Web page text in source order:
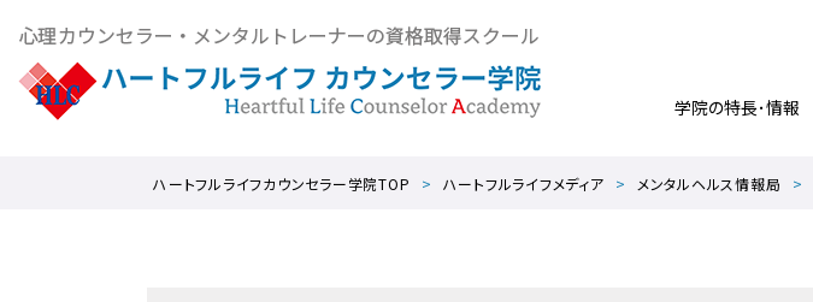
学院の特長･情報
ハートフルライフカウンセラー学院TOP ハートフルライフメディア メンタルヘルス情報局